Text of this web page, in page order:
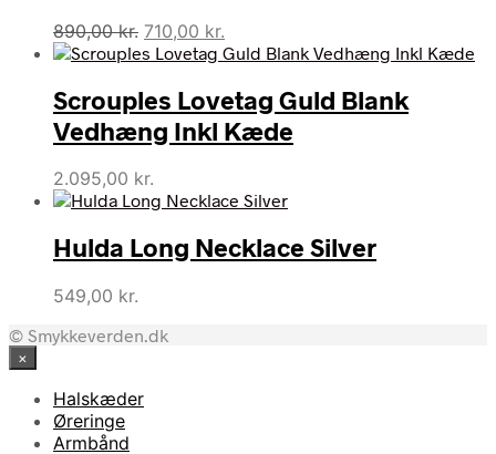
890,00kr. Den
oprindelige
var:
890,00 kr..
710,00 kr.
aktuelle
er:
710,00 kr..
Scrouples Lovetag Guld Blank
Vedhæng Inkl Kæde
2.095,00 kr.
Hulda Long Necklace Silver
549,00 kr.
© Smykkeverden.dk
×
Halskæder
Øreringe
Armbånd